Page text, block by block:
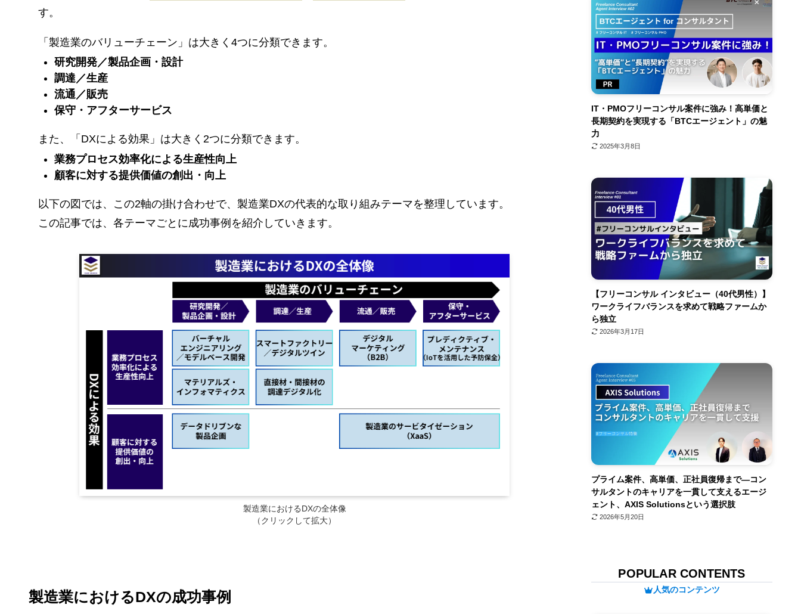
す。
「製造業のバリューチェーン」は大きく4つに分類できます。
研究開発／製品企画・設計
調達／生産
流通／販売
保守・アフターサービス
また、「DXによる効果」は大きく2つに分類できます。
業務プロセス効率化による生産性向上
顧客に対する提供価値の創出・向上
以下の図では、この2軸の掛け合わせで、製造業DXの代表的な取り組みテーマを整理しています。
この記事では、各テーマごとに成功事例を紹介していきます。
製造業におけるDXの全体像
（クリックして拡大）
製造業におけるDXの成功事例
IT・PMOフリーコンサル案件に強み！高単価と
長期契約を実現する「BTCエージェント」の魅
力
2025年3月8日
【フリーコンサル インタビュー（40代男性）】
ワークライフバランスを求めて戦略ファームか
ら独立
2026年3月17日
プライム案件、高単価、正社員復帰まで—コン
サルタントのキャリアを一貫して支えるエージ
ェント、AXIS Solutionsという選択肢
2026年5月20日
POPULAR CONTENTS
人気のコンテンツ